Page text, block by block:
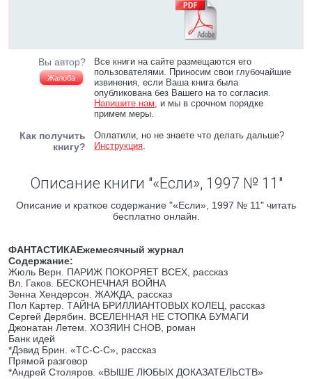
Вы автор?
Жалоба
Все книги на сайте размещаются его
пользователями. Приносим свои глубочайшие
извинения, если Ваша книга была
опубликована без Вашего на то согласия.
Напишите нам, и мы в срочном порядке
примем меры.
Как получить
книгу?
Оплатили, но не знаете что делать дальше?
Инструкция.
Описание книги "«Если», 1997 № 11"
Описание и краткое содержание "«Если», 1997 № 11" читать
бесплатно онлайн.
ФАНТАСТИКАЕжемесячный журнал
Содержание:
Жюль Верн. ПАРИЖ ПОКОРЯЕТ ВСЕХ, рассказ
Вл. Гаков. БЕСКОНЕЧНАЯ ВОЙНА
Зенна Хендерсон. ЖАЖДА, рассказ
Пол Картер. ТАЙНА БРИЛЛИАНТОВЫХ КОЛЕЦ, рассказ
Сергей Дерябин. ВСЕЛЕННАЯ НЕ СТОПКА БУМАГИ
Джонатан Летем. ХОЗЯИН СНОВ, роман
Банк идей
*Дэвид Брин. «ТС-С-С», рассказ
Прямой разговор
*Андрей Столяров. «ВЫШЕ ЛЮБЫХ ДОКАЗАТЕЛЬСТВ»